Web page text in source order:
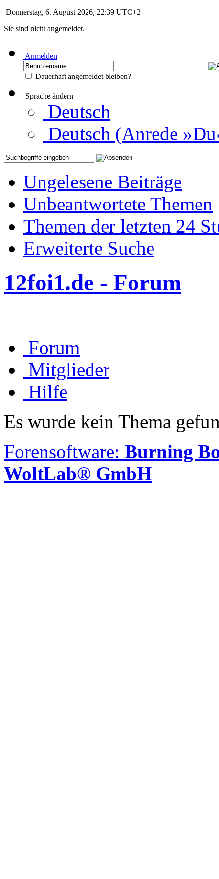
Donnerstag, 6. August 2026, 22:39 UTC+2
Sie sind nicht angemeldet.
Anmelden
Dauerhaft angemeldet bleiben?
Sprache ändern
Deutsch
Deutsch (Anrede
Ungelesene Beiträge
Unbeantwortete Themen
Themen der letzten 24
Erweiterte Suche
12foi1.de - Forum
Forum
Mitglieder
Hilfe
Es wurde kein Thema
Forensoftware: Burning
WoltLab® GmbH